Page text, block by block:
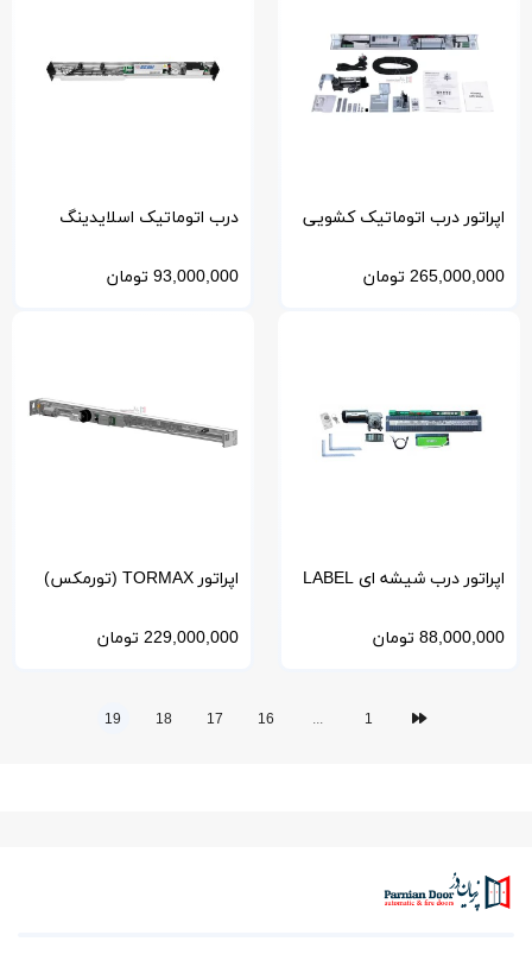
اپراتور درب اتوماتیک کشویی
265,000,000 تومان
درب اتوماتیک اسلایدینگ
اپراتور EZEM-ازم
93,000,000 تومان
اپراتور درب شیشه ای LABEL
ایتالیا-لابل مدل Evolus
88,000,000 تومان
اپراتور TORMAX (تورمکس)
سوئیس مدل WinDrive
229,000,000 تومان
1
16
17
18
19